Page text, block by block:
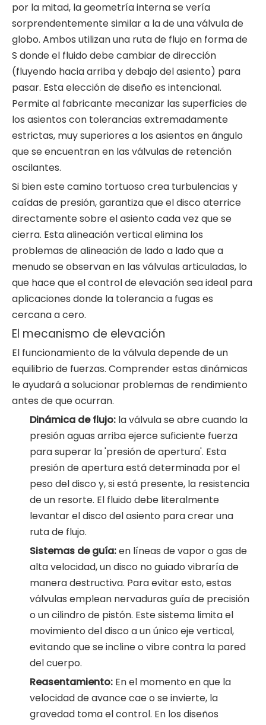
por la mitad, la geometría interna se vería
sorprendentemente similar a la de una válvula de
globo. Ambos utilizan una ruta de flujo en forma de
S donde el fluido debe cambiar de dirección
(fluyendo hacia arriba y debajo del asiento) para
pasar. Esta elección de diseño es intencional.
Permite al fabricante mecanizar las superficies de
los asientos con tolerancias extremadamente
estrictas, muy superiores a los asientos en ángulo
que se encuentran en las válvulas de retención
oscilantes.
Si bien este camino tortuoso crea turbulencias y
caídas de presión, garantiza que el disco aterrice
directamente sobre el asiento cada vez que se
cierra. Esta alineación vertical elimina los
problemas de alineación de lado a lado que a
menudo se observan en las válvulas articuladas, lo
que hace que el control de elevación sea ideal para
aplicaciones donde la tolerancia a fugas es
cercana a cero.
El mecanismo de elevación
El funcionamiento de la válvula depende de un
equilibrio de fuerzas. Comprender estas dinámicas
le ayudará a solucionar problemas de rendimiento
antes de que ocurran.
Dinámica de flujo: la válvula se abre cuando la
presión aguas arriba ejerce suficiente fuerza
para superar la 'presión de apertura'. Esta
presión de apertura está determinada por el
peso del disco y, si está presente, la resistencia
de un resorte. El fluido debe literalmente
levantar el disco del asiento para crear una
ruta de flujo.
Sistemas de guía:en líneas de vapor o gas de
alta velocidad, un disco no guiado vibraría de
manera destructiva. Para evitar esto, estas
válvulas emplean nervaduras guía de precisión
o un cilindro de pistón. Este sistema limita el
movimiento del disco a un único eje vertical,
evitando que se incline o vibre contra la pared
del cuerpo.
Reasentamiento: En el momento en que la
velocidad de avance cae o se invierte, la
gravedad toma el control. En los diseños